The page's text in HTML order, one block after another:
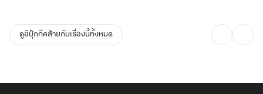
ดูอีบุ๊กที่คล้ายกับเรื่องนี้ทั้งหมด